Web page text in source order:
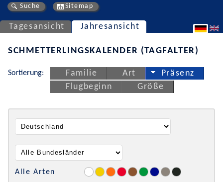
Suche Sitemap
Tagesansicht Jahresansicht
SCHMETTERLINGSKALENDER (TAGFALTER)
Sortierung: Familie Art
Präsenz
Flugbeginn
Größe
Alle Arten